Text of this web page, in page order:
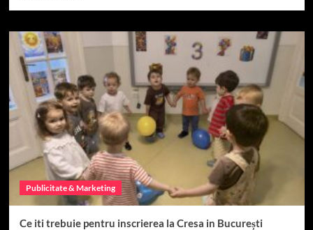
Publicitate & Marketing
Ce iti trebuie pentru inscrierea la Cresa in București